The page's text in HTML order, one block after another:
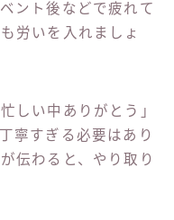
ント後などで疲れて
労いを入れましょ
しい中ありがとう」
寧すぎる必要はあり
伝わると、やり取り